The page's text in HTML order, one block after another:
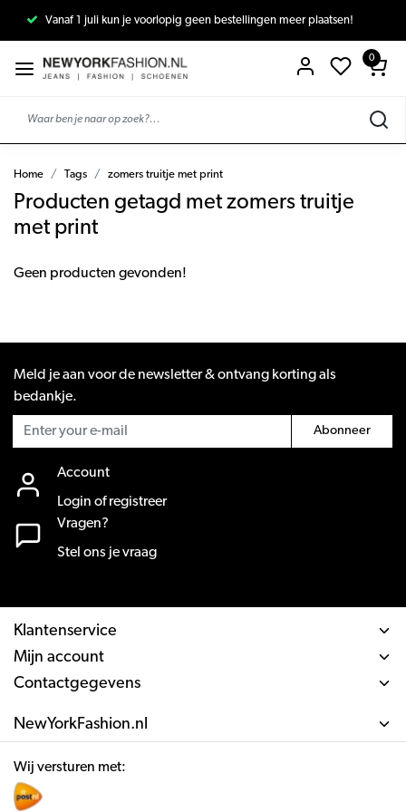
Vanaf 1 juli kun je voorlopig geen bestellingen meer plaatsen!
0
Home Tags zomers truitje met print
Producten getagd met zomers truitje
met print
Geen producten gevonden!
Meld je aan voor de newsletter & ontvang korting als
bedankje.
Abonneer
Account
Login of registreer
Vragen?
Stel ons je vraag
Klantenservice
Mijn account
Contactgegevens
NewYorkFashion.nl
Wij versturen met: